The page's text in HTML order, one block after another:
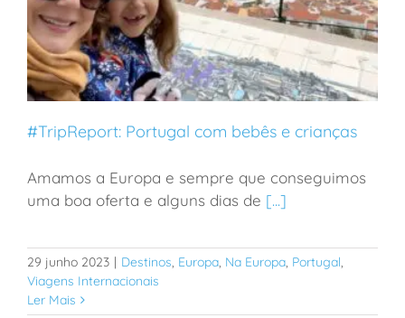
#TripReport: Portugal com bebês e crianças
#TripReport: Portugal com bebês e crianças
Amamos a Europa e sempre que conseguimos
uma boa oferta e alguns dias de [...]
29 junho 2023 | Destinos Europa Na Europa Portugal
Viagens Internacionais
Ler Mais